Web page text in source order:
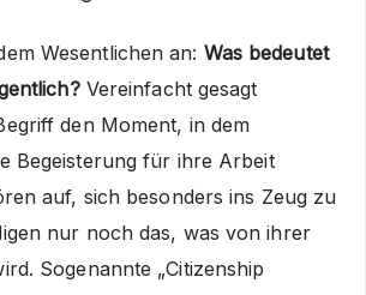
Wesentlichen an: Was bedeutet
Vereinfacht gesagt
den Moment, in dem
Begeisterung für ihre Arbeit
auf, sich besonders ins Zeug zu
nur noch das, was von ihrer
Sogenannte „Citizenship